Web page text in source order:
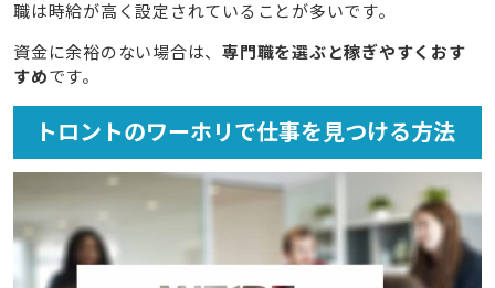
職は時給が高く設定されていることが多いです。
資金に余裕のない場合は、 専門職を選ぶと稼ぎやすくおす
すめです。
トロントのワーホリで仕事を見つける方法